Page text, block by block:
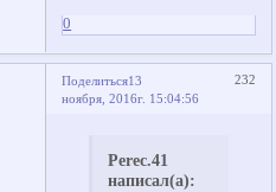
0
Поделиться 232
13
ноября, 2016г. 15:04:56
Perec.41
написал(а):